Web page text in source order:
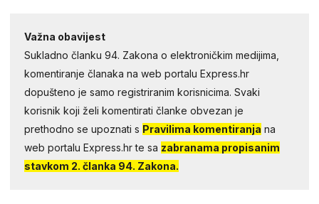
Važna obavijest
Sukladno članku 94. Zakona o elektroničkim medijima,
komentiranje članaka na web portalu Express.hr
dopušteno je samo registriranim korisnicima. Svaki
korisnik koji želi komentirati članke obvezan je
prethodno se upoznati s Pravilima komentiranja na
web portalu Express.hr te sa zabranama propisanim
stavkom 2. članka 94. Zakona.